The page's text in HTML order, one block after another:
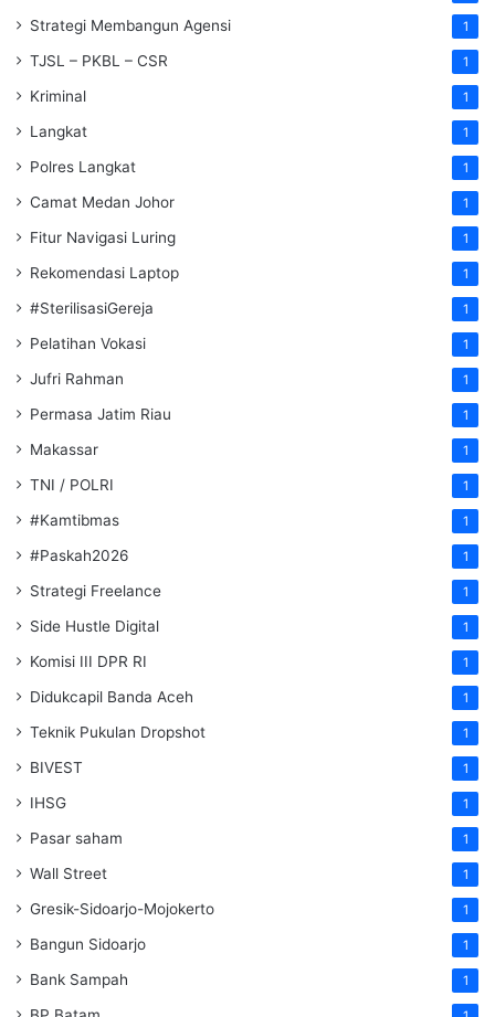
Strategi Membangun Agensi 1
TJSL – PKBL – CSR 1
Kriminal 1
Langkat 1
Polres Langkat 1
Camat Medan Johor 1
Fitur Navigasi Luring 1
Rekomendasi Laptop 1
#SterilisasiGereja 1
Pelatihan Vokasi 1
Jufri Rahman 1
Permasa Jatim Riau 1
Makassar 1
TNI / POLRI 1
#Kamtibmas 1
#Paskah2026 1
Strategi Freelance 1
Side Hustle Digital 1
Komisi III DPR RI 1
Didukcapil Banda Aceh 1
Teknik Pukulan Dropshot 1
BIVEST 1
IHSG 1
Pasar saham 1
Wall Street 1
Gresik-Sidoarjo-Mojokerto 1
Bangun Sidoarjo 1
Bank Sampah 1